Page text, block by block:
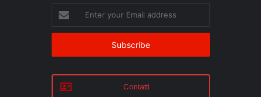
Enter
your
Email
Contatti